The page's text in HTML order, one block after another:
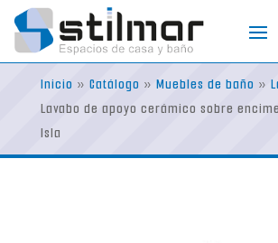
Skip
to
content
Inicio » Catálogo » Muebles de baño »
Lavabo de apoyo cerámico sobre
Isla